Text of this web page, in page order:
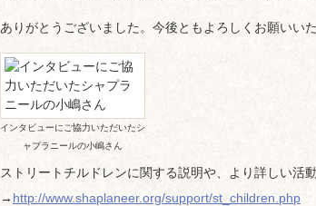
ありがとうございました。今後ともよろしくお願いいた
インタビューにご協力いただいたシ
ャプラニールの小嶋さん
ストリートチルドレンに関する説明や、より詳しい活
→http://www.shaplaneer.org/support/st_children.php